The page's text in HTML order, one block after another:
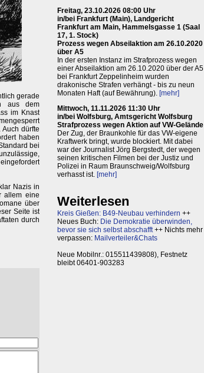
gerade
aus dem
im Knast
dürfte
haben
bei
Nazis in
allem eine
über
Seite ist
durch
Freitag, 23.10.2026 08:00 Uhr
in/bei Frankfurt (Main), Landgericht
Frankfurt am Main, Hammelsgasse 1 (Saal
17, 1. Stock)
Prozess wegen Abseilaktion am 26.10.2020
über A5
In der ersten Instanz im Strafprozess wegen
einer Abseilaktion am 26.10.2020 über der A5
bei Frankfurt Zeppelinheim wurden
drakonische Strafen verhängt - bis zu neun
Monaten Haft (auf Bewährung). [mehr]
Mittwoch, 11.11.2026 11:30 Uhr
in/bei Wolfsburg, Amtsgericht Wolfsburg
Strafprozess wegen Aktion auf VW-Gelände
Der Zug, der Braunkohle für das VW-eigene
Kraftwerk bringt, wurde blockiert. Mit dabei
war der Journalist Jörg Bergstedt, der wegen
seinen kritischen Filmen bei der Justiz und
Polizei in Raum Braunschweig/Wolfsburg
verhasst ist. [mehr]
Weiterlesen
Kreis Gießen: B49-Neubau verhindern ++
Neues Buch: Die Demokratie überwinden,
bevor sie sich selbst abschafft++ Nichts mehr
verpassen: Mailverteiler&Chats
Neue Mobilnr.: 015511439808), Festnetz
bleibt 06401-903283